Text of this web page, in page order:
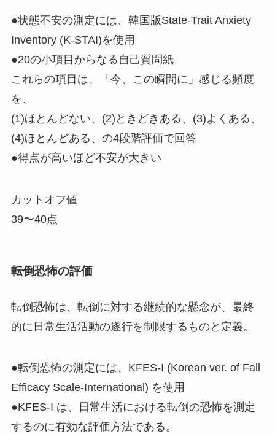
●状態不安の測定には、韓国版State-Trait Anxiety
Inventory (K-STAI)を使用
●20の小項目からなる自己質問紙
これらの項目は、「今、この瞬間に」感じる頻度
を、
(1)ほとんどない、(2)ときどきある、(3)よくある、
(4)ほとんどある、の4段階評価で回答
●得点が高いほど不安が大きい
カットオフ値
39〜40点
転倒恐怖の評価
転倒恐怖は、転倒に対する継続的な懸念が、最終
的に日常生活活動の遂行を制限するものと定義。
●転倒恐怖の測定には、KFES-I (Korean ver. of Fall
Efficacy Scale-International) を使用
●KFES-I は、日常生活における転倒の恐怖を測定
するのに有効な評価方法である。